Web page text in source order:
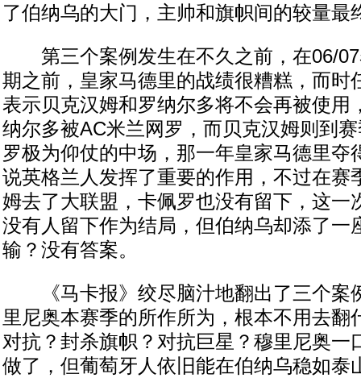
了伯纳乌的大门，主帅和旗帜间的较量最
第三个案例发生在不久之前，在06/07
期之前，皇家马德里的战绩很糟糕，而时
表示贝克汉姆和罗纳尔多将不会再被使用
纳尔多被AC米兰网罗，而贝克汉姆则到
罗极为仰仗的中场，那一年皇家马德里夺
说英格兰人发挥了重要的作用，不过在赛
姆去了大联盟，卡佩罗也没有留下，这一
没有人留下作为结局，但伯纳乌却添了一
输？没有答案。
《马卡报》绞尽脑汁地翻出了三个案
里尼奥本赛季的所作所为，根本不用去翻
对抗？封杀旗帜？对抗巨星？穆里尼奥一
做了，但葡萄牙人依旧能在伯纳乌稳如泰